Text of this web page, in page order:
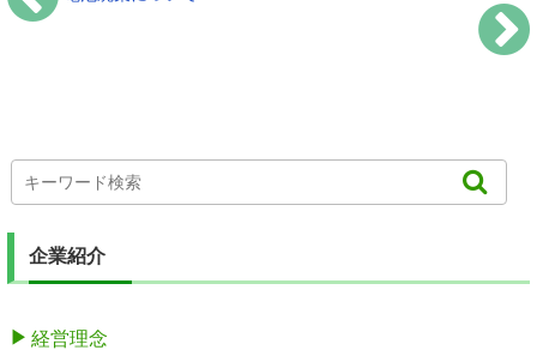
企業紹介
経営理念